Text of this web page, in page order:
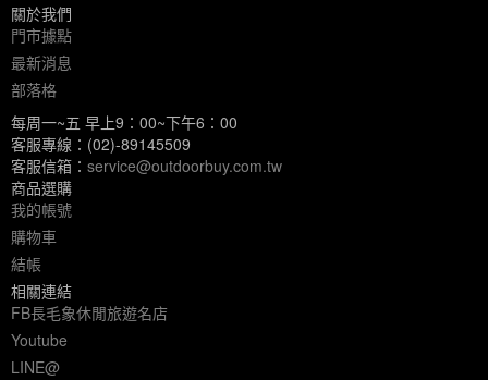
關於我們
門市據點
最新消息
部落格
每周一~五 早上9：00~下午6：00
客服專線：(02)-89145509
客服信箱： service@outdoorbuy.com.tw
商品選購
我的帳號
購物車
結帳
相關連結
FB長毛象休閒旅遊名店
Youtube
LINE@